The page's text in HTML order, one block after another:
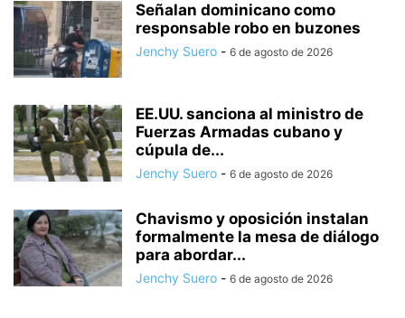
Señalan dominicano como
responsable robo en buzones
Jenchy Suero - 6 de agosto de 2026
EE.UU. sanciona al ministro de
Fuerzas Armadas cubano y
cúpula de...
Jenchy Suero - 6 de agosto de 2026
Chavismo y oposición instalan
formalmente la mesa de diálogo
para abordar...
Jenchy Suero - 6 de agosto de 2026